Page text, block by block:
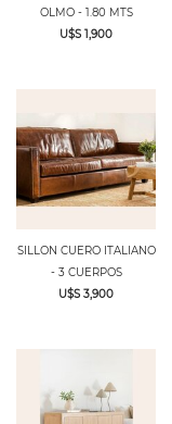
OLMO - 1.80 MTS
U$S 1,900
SILLON CUERO ITALIANO
- 3 CUERPOS
U$S 3,900